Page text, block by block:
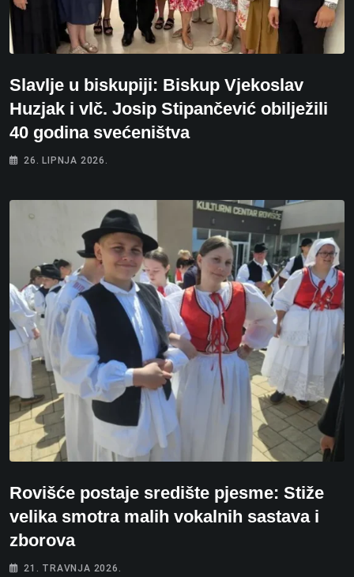
Slavlje u biskupiji: Biskup Vjekoslav
Huzjak i vlč. Josip Stipančević obilježili
40 godina svećeništva
26. LIPNJA 2026.
Rovišće postaje središte pjesme: Stiže
velika smotra malih vokalnih sastava i
zborova
21. TRAVNJA 2026.